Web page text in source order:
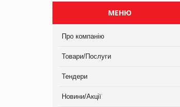
МЕНЮ
Про компанію
Товари/Послуги
Тендери
Новини/Акції